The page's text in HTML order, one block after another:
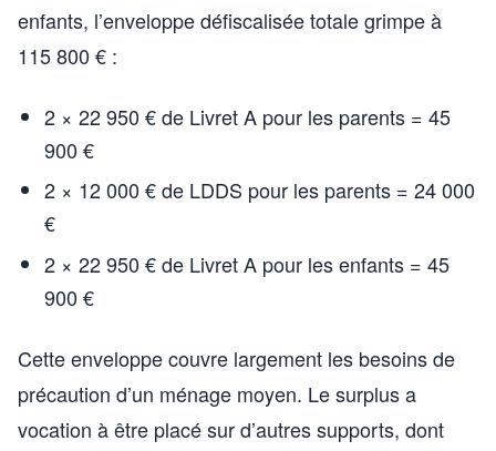
enfants, l’enveloppe défiscalisée totale grimpe à
115 800 € :
2 × 22 950 € de Livret A pour les parents = 45
900 €
2 × 12 000 € de LDDS pour les parents = 24 000
€
2 × 22 950 € de Livret A pour les enfants = 45
900 €
Cette enveloppe couvre largement les besoins de
précaution d’un ménage moyen. Le surplus a
vocation à être placé sur d’autres supports, dont